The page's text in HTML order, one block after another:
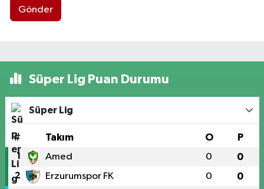
Gönder
Süper Lig Puan Durumu
Süper Lig
# Takım O P
1 Amed 0 0
2 Erzurumspor FK 0 0